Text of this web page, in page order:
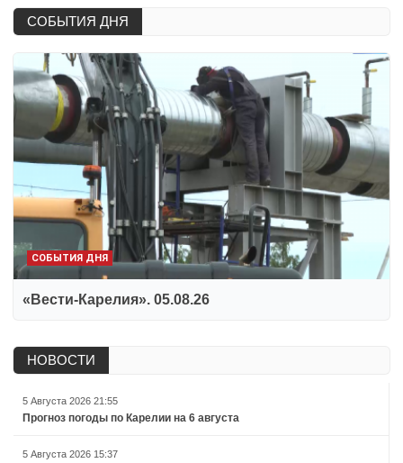
СОБЫТИЯ ДНЯ
СОБЫТИЯ ДНЯ
«Вести-Карелия». 05.08.26
НОВОСТИ
5 Августа 2026 21:55
Прогноз погоды по Карелии на 6 августа
5 Августа 2026 15:37